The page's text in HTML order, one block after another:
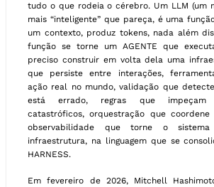
tudo o que rodeia o cérebro. Um LLM (um
mais “inteligente” que pareça, é uma
um contexto, produz tokens, nada além
função se torne um AGENTE que
preciso construir em volta dela uma
que persiste entre interações,
ação real no mundo, validação que
está errado, regras que impeçam
catastróficos, orquestração que coordene
observabilidade que torne o sistema
infraestrutura, na linguagem que se
HARNESS.
Em fevereiro de 2026, Mitchell